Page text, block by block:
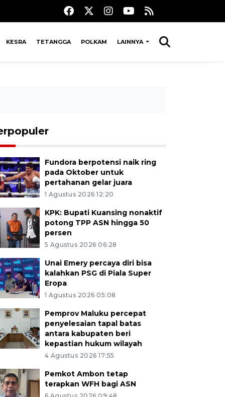
KESRA TETANGGA POLKAM LAINNYA
Fundora berpotensi naik ring
pada Oktober untuk
pertahanan gelar juara
1 Agustus 2026 12:20
KPK: Bupati Kuansing nonaktif
potong TPP ASN hingga 50
persen
5 Agustus 2026 06:28
Unai Emery percaya diri bisa
kalahkan PSG di Piala Super
Eropa
1 Agustus 2026 05:08
Pemprov Maluku percepat
penyelesaian tapal batas
antara kabupaten beri
kepastian hukum wilayah
4 Agustus 2026 17:55
Pemkot Ambon tetap
terapkan WFH bagi ASN